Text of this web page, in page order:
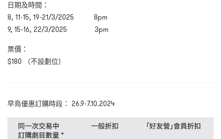
日期及時間：
8, 11-15, 19-21/3/2025 8pm
9, 15-16, 22/3/2025 3pm
票價：
$180 （不設劃位）
早鳥優惠訂購時段： 26.9-7.10.2024